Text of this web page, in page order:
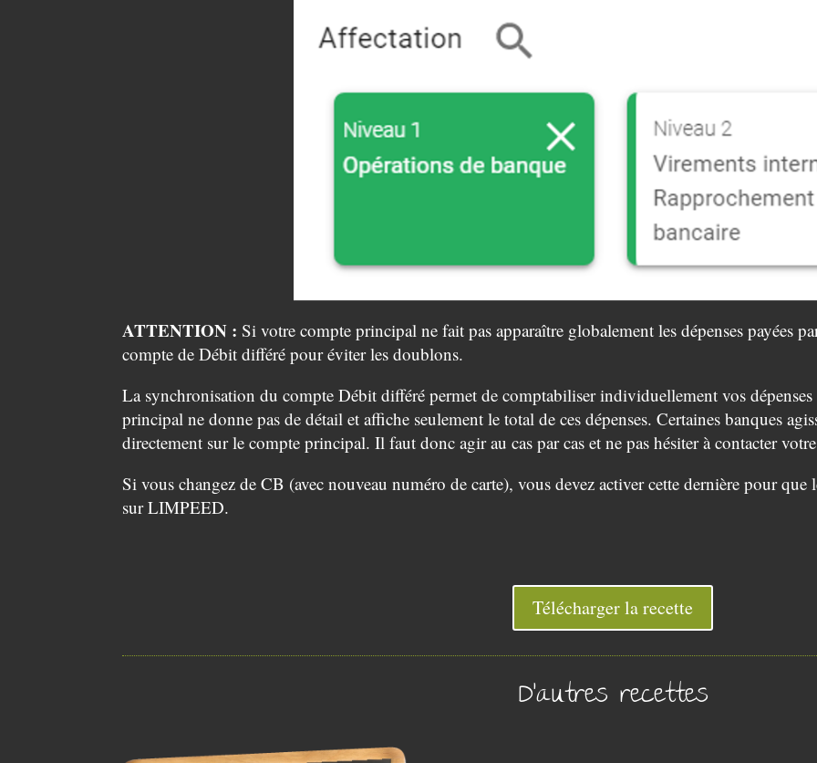
ATTENTION : Si votre compte principal ne fait pas apparaître globalement les dépenses payées
compte de Débit différé pour éviter les doublons.
La synchronisation du compte Débit différé permet de comptabiliser individuellement vos
principal ne donne pas de détail et affiche seulement le total de ces dépenses. Certaines banques
directement sur le compte principal. Il faut donc agir au cas par cas et ne pas hésiter à contacter
Si vous changez de CB (avec nouveau numéro de carte), vous devez activer cette dernière pour que
sur LIMPEED.
Télécharger la recette
D’autres recettes